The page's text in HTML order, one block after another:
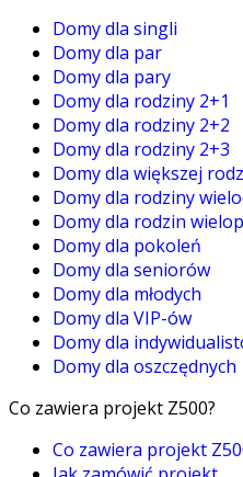
Domy dla singli
Domy dla par
Domy dla pary
Domy dla rodziny 2+1
Domy dla rodziny 2+2
Domy dla rodziny 2+3
Domy dla większej
Domy dla rodziny
Domy dla rodzin
Domy dla pokoleń
Domy dla seniorów
Domy dla młodych
Domy dla VIP-ów
Domy dla
Domy dla oszczędnych
Co zawiera projekt Z500?
Co zawiera projekt